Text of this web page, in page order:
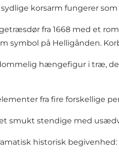
korsarm fungerer
fra 1668 med et
symbol på Helligånden.
hængefigur i træ,
fra fire forskellige
smukt stendige med
historisk